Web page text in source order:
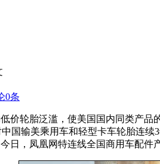
0条
价轮胎泛滥，使美国国内同类产
国输美乘用车和轻型卡车轮胎连
日，凤凰网特连线全国商用车配件